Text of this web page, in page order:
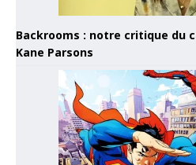
Backrooms : notre critique du
Kane Parsons